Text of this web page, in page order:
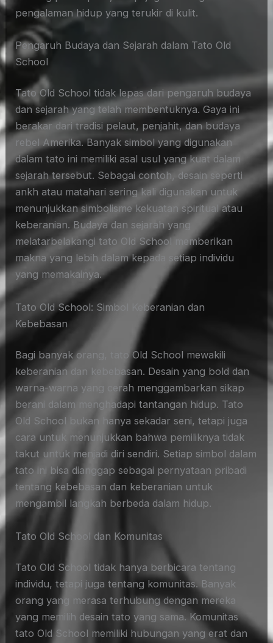
pengalaman hidup yang terukir di kulit.
Pengaruh Budaya dan Sejarah dalam Tato Old
School
Tato Old School tidak lepas dari pengaruh budaya
dan sejarah yang telah membentuknya. Gaya ini
berakar dari tradisi pelaut, penjahit, dan budaya
rebel Amerika. Banyak simbol yang digunakan
dalam tato ini memiliki asal usul yang kuat dalam
sejarah tersebut. Sebagai contoh, desain seperti
ankh atau matahari sering kali digunakan untuk
menunjukkan simbolisme kekuatan spiritual atau
keberanian. Budaya dan sejarah yang
melatarbelakangi tato Old School memberikan
makna yang lebih dalam kepada setiap individu
yang memakainya.
Tato Old School: Simbol Keberanian dan
Kebebasan
Bagi banyak orang, tato Old School mewakili
keberanian dan kebebasan. Desain yang bold dan
warna-warna yang cerah menggambarkan sikap
berani dalam menghadapi tantangan hidup. Tato
Old School bukan hanya sekadar seni, tetapi juga
cara untuk menunjukkan bahwa pemiliknya tidak
takut untuk menjadi diri sendiri. Setiap simbol dalam
tato ini bisa dianggap sebagai pernyataan pribadi
tentang kebebasan dan keberanian untuk
mengambil langkah berbeda dalam hidup.
Tato Old School dan Komunitas
Tato Old School tidak hanya berbicara tentang
individu, tetapi juga tentang komunitas. Banyak
orang yang merasa terhubung dengan mereka
yang memilih desain tato yang sama. Komunitas
tato Old School memiliki hubungan yang erat dan